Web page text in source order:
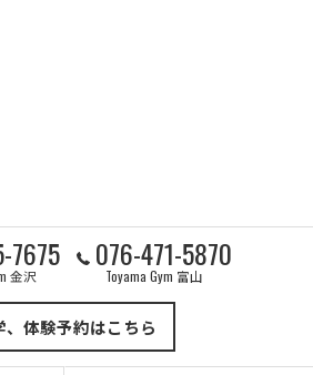
7675
金沢
076-471-5870
Toyama Gym 富山
、体験予約はこちら